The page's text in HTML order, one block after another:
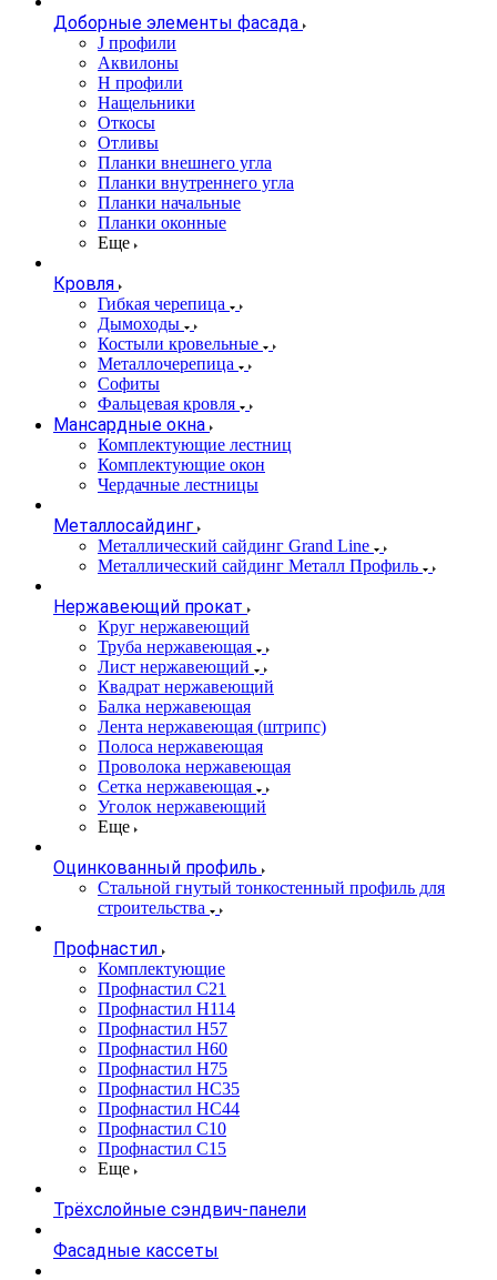
Доборные элементы фасада
J профили
Аквилоны
Н профили
Нащельники
Откосы
Отливы
Планки внешнего угла
Планки внутреннего угла
Планки начальные
Планки оконные
Еще
Кровля
Гибкая черепица
Дымоходы
Костыли кровельные
Металлочерепица
Софиты
Фальцевая кровля
Мансардные окна
Комплектующие лестниц
Комплектующие окон
Чердачные лестницы
Металлосайдинг
Металлический сайдинг Grand Line
Металлический сайдинг Металл Профиль
Нержавеющий прокат
Круг нержавеющий
Труба нержавеющая
Лист нержавеющий
Квадрат нержавеющий
Балка нержавеющая
Лента нержавеющая (штрипс)
Полоса нержавеющая
Проволока нержавеющая
Сетка нержавеющая
Уголок нержавеющий
Еще
Оцинкованный профиль
Стальной гнутый тонкостенный профиль для
строительства
Профнастил
Комплектующие
Профнастил C21
Профнастил Н114
Профнастил Н57
Профнастил Н60
Профнастил Н75
Профнастил НС35
Профнастил НС44
Профнастил С10
Профнастил С15
Еще
Трёхслойные сэндвич-панели
Фасадные кассеты